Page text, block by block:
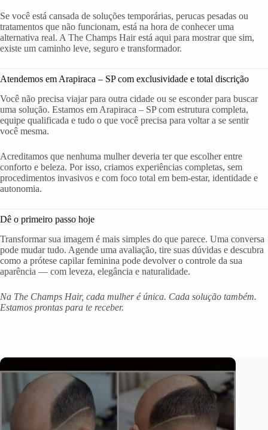
Se você está cansada de soluções temporárias, perucas pesadas ou
tratamentos que não funcionam, está na hora de conhecer uma
alternativa real. A The Champs Hair está aqui para mostrar que sim,
existe um caminho leve, seguro e transformador.
Atendemos em Arapiraca – SP com exclusividade e total discrição
Você não precisa viajar para outra cidade ou se esconder para buscar
uma solução. Estamos em Arapiraca – SP com estrutura completa,
equipe qualificada e tudo o que você precisa para voltar a se sentir
você mesma.
Acreditamos que nenhuma mulher deveria ter que escolher entre
conforto e beleza. Por isso, criamos experiências completas, sem
procedimentos invasivos e com foco total em bem-estar, identidade e
autonomia.
Dê o primeiro passo hoje
Transformar sua imagem é mais simples do que parece. Uma conversa
pode mudar tudo. Agende uma avaliação, tire suas dúvidas e descubra
como a prótese capilar feminina pode devolver o controle da sua
aparência — com leveza, elegância e naturalidade.
Na The Champs Hair, cada mulher é única. Cada solução também.
Estamos prontas para te receber.